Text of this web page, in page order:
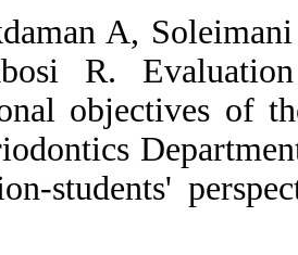
10. Pakdaman
M, Kabosi
educational
and
evaluation-